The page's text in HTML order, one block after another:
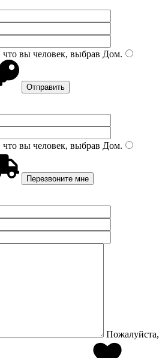
вы человек, выбрав Дом.
вы человек, выбрав Дом.
Пожалуйста,